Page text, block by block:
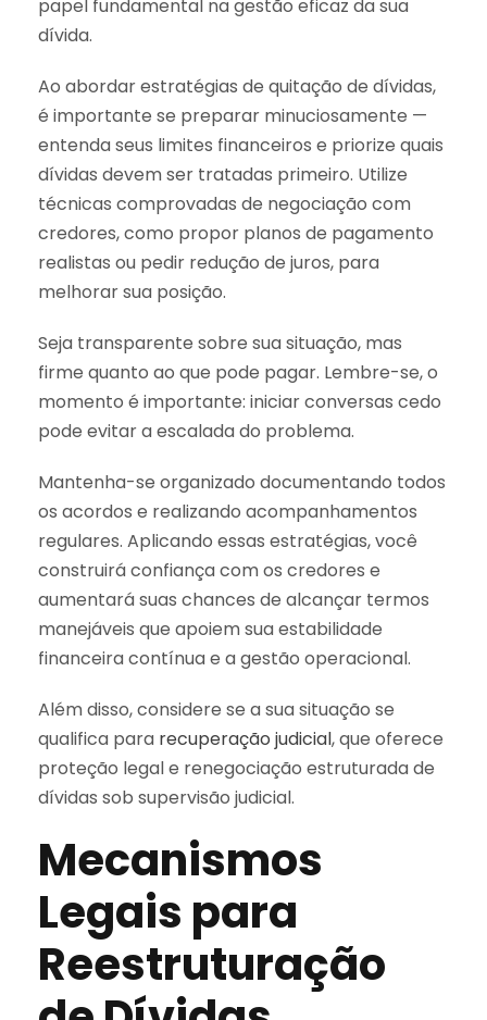
papel fundamental na gestão eficaz da sua
dívida.
Ao abordar estratégias de quitação de dívidas,
é importante se preparar minuciosamente —
entenda seus limites financeiros e priorize quais
dívidas devem ser tratadas primeiro. Utilize
técnicas comprovadas de negociação com
credores, como propor planos de pagamento
realistas ou pedir redução de juros, para
melhorar sua posição.
Seja transparente sobre sua situação, mas
firme quanto ao que pode pagar. Lembre-se, o
momento é importante: iniciar conversas cedo
pode evitar a escalada do problema.
Mantenha-se organizado documentando todos
os acordos e realizando acompanhamentos
regulares. Aplicando essas estratégias, você
construirá confiança com os credores e
aumentará suas chances de alcançar termos
manejáveis que apoiem sua estabilidade
financeira contínua e a gestão operacional.
Além disso, considere se a sua situação se
qualifica para recuperação judicial, que oferece
proteção legal e renegociação estruturada de
dívidas sob supervisão judicial.
Mecanismos
Legais para
Reestruturação